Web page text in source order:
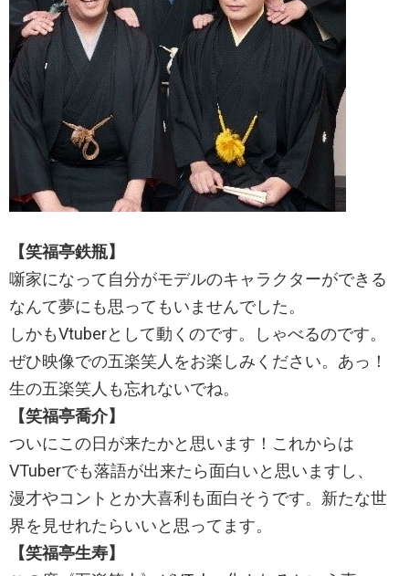
【笑福亭鉄瓶】
噺家になって自分がモデルのキャラクターができる
なんて夢にも思ってもいませんでした。
しかもVtuberとして動くのです。しゃべるのです。
ぜひ映像での五楽笑人をお楽しみください。あっ！
生の五楽笑人も忘れないでね。
【笑福亭喬介】
ついにこの日が来たかと思います！これからは
VTuberでも落語が出来たら面白いと思いますし、
漫才やコントとか大喜利も面白そうです。新たな世
界を見せれたらいいと思ってます。
【笑福亭生寿】